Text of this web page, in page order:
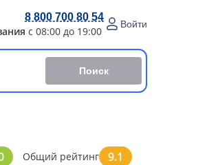
8 800 700 80 54
с 08:00 до 19:00
Войти
Поиск
Общий рейтинг 9.1